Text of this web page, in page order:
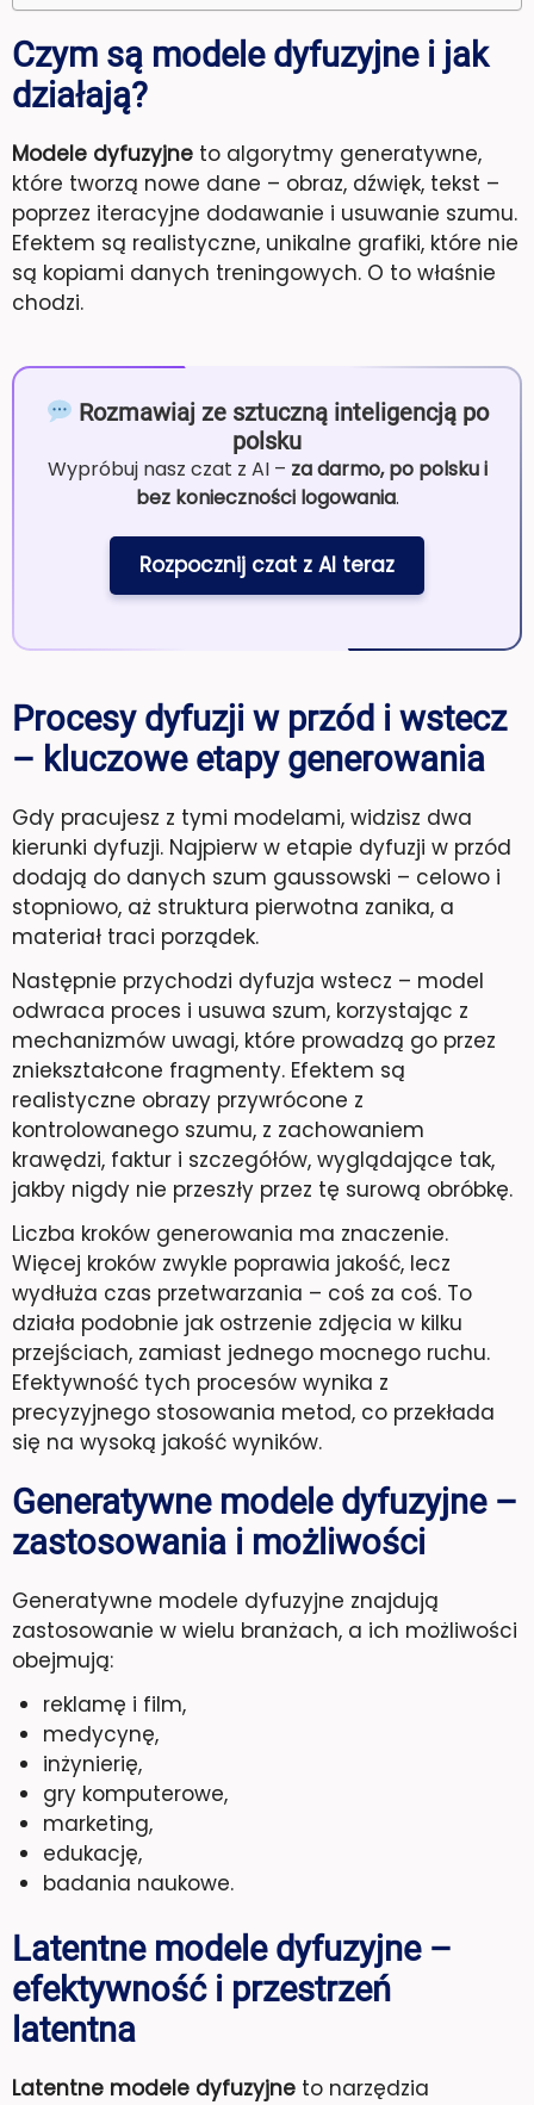
Czym są modele dyfuzyjne i jak
działają?
Modele dyfuzyjne to algorytmy generatywne,
które tworzą nowe dane – obraz, dźwięk, tekst –
poprzez iteracyjne dodawanie i usuwanie szumu.
Efektem są realistyczne, unikalne grafiki, które nie
są kopiami danych treningowych. O to właśnie
chodzi.
Rozmawiaj ze sztuczną inteligencją po
polsku
Wypróbuj nasz czat z AI – za darmo, po polsku i
bez konieczności logowania.
Rozpocznij czat z AI teraz
Procesy dyfuzji w przód i wstecz
– kluczowe etapy generowania
Gdy pracujesz z tymi modelami, widzisz dwa
kierunki dyfuzji. Najpierw w etapie dyfuzji w przód
dodają do danych szum gaussowski – celowo i
stopniowo, aż struktura pierwotna zanika, a
materiał traci porządek.
Następnie przychodzi dyfuzja wstecz – model
odwraca proces i usuwa szum, korzystając z
mechanizmów uwagi, które prowadzą go przez
zniekształcone fragmenty. Efektem są
realistyczne obrazy przywrócone z
kontrolowanego szumu, z zachowaniem
krawędzi, faktur i szczegółów, wyglądające tak,
jakby nigdy nie przeszły przez tę surową obróbkę.
Liczba kroków generowania ma znaczenie.
Więcej kroków zwykle poprawia jakość, lecz
wydłuża czas przetwarzania – coś za coś. To
działa podobnie jak ostrzenie zdjęcia w kilku
przejściach, zamiast jednego mocnego ruchu.
Efektywność tych procesów wynika z
precyzyjnego stosowania metod, co przekłada
się na wysoką jakość wyników.
Generatywne modele dyfuzyjne –
zastosowania i możliwości
Generatywne modele dyfuzyjne znajdują
zastosowanie w wielu branżach, a ich możliwości
obejmują:
reklamę i film,
medycynę,
inżynierię,
gry komputerowe,
marketing,
edukację,
badania naukowe.
Latentne modele dyfuzyjne –
efektywność i przestrzeń
latentna
Latentne modele dyfuzyjne to narzędzia